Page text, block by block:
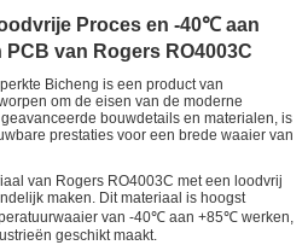
Proces en -40℃ aan
van Rogers RO4003C
Bicheng is een product van
om de eisen van de moderne
bouwdetails en materialen, is
prestaties voor een brede waaier van
van Rogers RO4003C met een loodvrij
maken. Dit materiaal is hoogst
van -40℃ aan +85℃ werken,
geschikt maakt.